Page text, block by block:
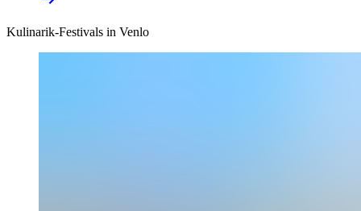
Kulinarik-Festivals in Venlo